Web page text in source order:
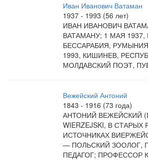
Иван Иванович Ватаман
1937 - 1993 (56 лет)
ИВАН ИВАНОВИЧ
ВАТАМАНУ; 1 МАЯ
БЕССАРАБИЯ,
1993, КИШИНЕВ,
МОЛДАВСКИЙ ПОЭТ,
Вежейский Антоний
1843 - 1916 (73 года)
АНТОНИЙ ВЕЖЕЙСКИЙ
WIERZEJSKI, В СТАРЫХ
ИСТОЧНИКАХ
— ПОЛЬСКИЙ ЗООЛОГ,
ПЕДАГОГ; ПРОФЕССОР